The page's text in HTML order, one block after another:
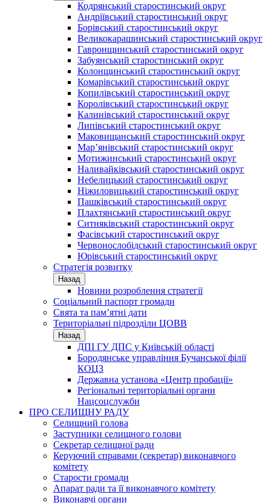
Кодрянський старостинський округ
Андріївський старостинський округ
Борівський старостинський округ
Великокарашинський старостинський округ
Гавронщинський старостинський округ
Забуянський старостинський округ
Колонщинський старостинський округ
Комарівський старостинський округ
Копилівський старостинський округ
Королівський старостинський округ
Калинівський старостинський округ
Липівський старостинський округ
Маковищанський старостинський округ
Мар’янівський старостинський округ
Мотижинський старостинський округ
Наливайківський старостинський округ
Небелицький старостинський округ
Ніжиловицький старостинський округ
Пашківський старостинський округ
Плахтянський старостинський округ
Ситняківський старостинський округ
Фасівський старостинський округ
Червонослобідський старостинський округ
Юрівський старостинський округ
Стратегія розвитку
Назад
Новини розроблення стратегії
Соціальний паспорт громади
Свята та пам’ятні дати
Територіальні підрозділи ЦОВВ
Назад
ДПІ ГУ ДПС у Київській області
Бородянське управління Бучанської філії
КОЦЗ
Державна установа «Центр пробації»
Регіональні територіальні органи
Нацсоцслужби
ПРО СЕЛИЩНУ РАДУ
Селищний голова
Заступники селищного голови
Секретар селищної ради
Керуючий справами (секретар) виконавчого
комітету
Старости громади
Апарат ради та її виконавчого комітету
Виконавчі органи